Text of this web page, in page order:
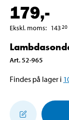
179,-
Ekskl. moms: 14320
Art. 52-965
Findes på lager i